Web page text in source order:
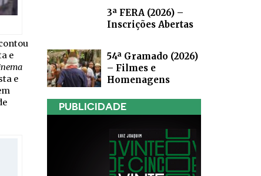
e
e
3ª FERA (2026) –
Inscrições Abertas
54ª Gramado (2026)
– Filmes e
Homenagens
PUBLICIDADE